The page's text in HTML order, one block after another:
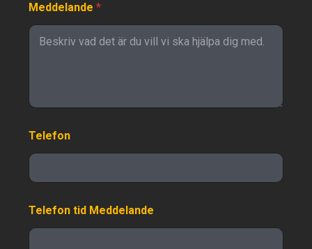
Meddelande *
Telefon
Telefon tid Meddelande